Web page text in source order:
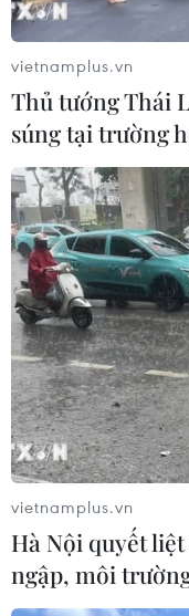
vietnamplus.vn
Thủ tướng Thái
súng tại trường
vietnamplus.vn
Hà Nội quyết
ngập, môi